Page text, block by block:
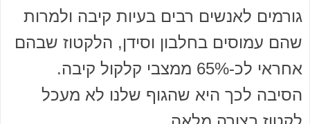
גורמים לאנשים רבים בעיות קיבה ולמרות
שהם עמוסים בחלבון וסידן, הלקטוז שבהם
אחראי לכ-65% ממצבי קלקול קיבה.
הסיבה לכך היא שהגוף שלנו לא מעכל